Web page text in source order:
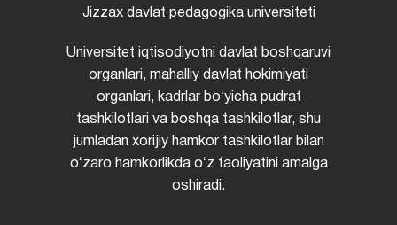
Jizzax davlat pedagogika universiteti
Universitet iqtisodiyotni davlat boshqaruvi
organlari, mahalliy davlat hokimiyati
organlari, kadrlar boʻyicha pudrat
tashkilotlari va boshqa tashkilotlar, shu
jumladan xorijiy hamkor tashkilotlar bilan
oʻzaro hamkorlikda oʻz faoliyatini amalga
oshiradi.